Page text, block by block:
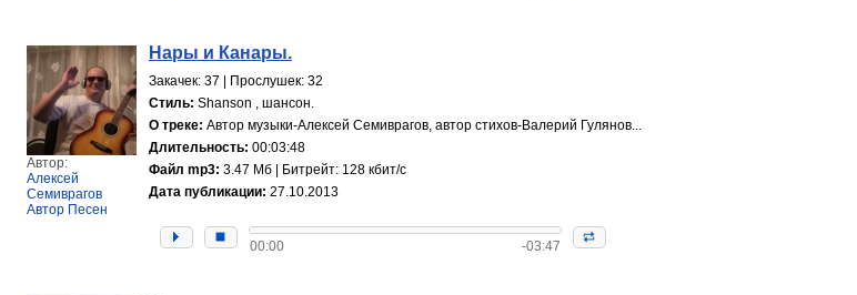
Автор:
Алексей
Семиврагов
Автор Песен
Нары и Канары.
Закачек: 37 | Прослушек: 32
Стиль: Shanson , шансон.
О треке: Автор музыки-Алексей Семиврагов, автор стихов-Валерий Гулянов...
Длительность: 00:03:48
Файл mp3: 3.47 Мб | Битрейт: 128 кбит/с
Дата публикации: 27.10.2013
00:00 -03:47